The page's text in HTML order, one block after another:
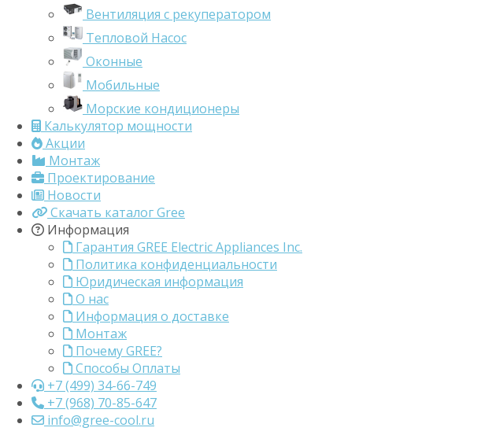
Вентиляция с рекуператором
Тепловой Насос
Оконные
Мобильные
Морские кондиционеры
Калькулятор мощности
Акции
Монтаж
Проектирование
Новости
Скачать каталог Gree
Информация
Гарантия GREE Electric Appliances Inc.
Политика конфиденциальности
Юридическая информация
О нас
Информация о доставке
Монтаж
Почему GREE?
Способы Оплаты
+7 (499) 34-66-749
+7 (968) 70-85-647
info@gree-cool.ru